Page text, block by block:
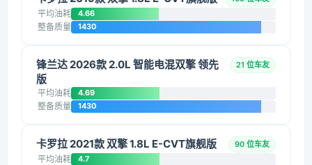
平均油耗 4.66
整备质量 1430
锋兰达 2026款 2.0L 智能电混双擎 领先
版
21 位车友
平均油耗 4.69
整备质量 1430
卡罗拉 2021款 双擎 1.8L E-CVT旗舰版 90 位车友
平均油耗 4.7